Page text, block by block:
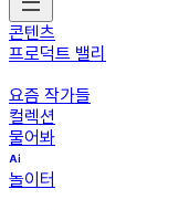
콘텐츠
프로덕트 밸리
요즘 작가들
컬렉션
물어봐
놀이터